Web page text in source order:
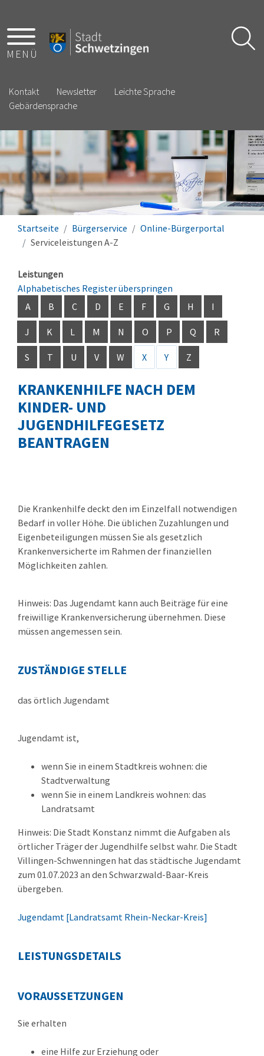
MENÜ
Kontakt Newsletter
Leichte Sprache
Gebärdensprache
Startseite Bürgerservice
Online-Bürgerportal
Serviceleistungen A-Z
Leistungen
Alphabetisches Register überspringen
A
B C D E F G H I
J K L M N O P Q R
S T U V W X Y Z
KRANKENHILFE NACH DEM
KINDER- UND
JUGENDHILFEGESETZ
BEANTRAGEN
Die Krankenhilfe deckt den im Einzelfall notwendigen
Bedarf in voller Höhe. Die üblichen Zuzahlungen und
Eigenbeteiligungen müssen Sie als gesetzlich
Krankenversicherte im Rahmen der finanziellen
Möglichkeiten zahlen.
Hinweis: Das Jugendamt kann auch Beiträge für eine
freiwillige Krankenversicherung übernehmen. Diese
müssen angemessen sein.
ZUSTÄNDIGE STELLE
das örtlich Jugendamt
Jugendamt ist,
wenn Sie in einem Stadtkreis wohnen: die
Stadtverwaltung
wenn Sie in einem Landkreis wohnen: das
Landratsamt
Hinweis: Die Stadt Konstanz nimmt die Aufgaben als
örtlicher Träger der Jugendhilfe selbst wahr. Die Stadt
Villingen-Schwenningen hat das städtische Jugendamt
zum 01.07.2023 an den Schwarzwald-Baar-Kreis
übergeben.
Jugendamt [Landratsamt Rhein-Neckar-Kreis]
LEISTUNGSDETAILS
VORAUSSETZUNGEN
Sie erhalten
eine Hilfe zur Erziehung oder